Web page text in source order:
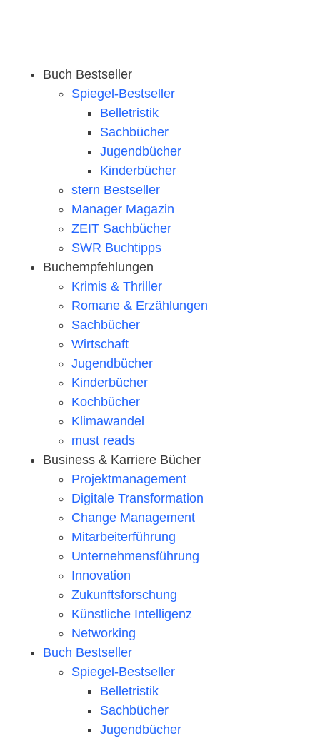
Buch Bestseller
Spiegel-Bestseller
Belletristik
Sachbücher
Jugendbücher
Kinderbücher
stern Bestseller
Manager Magazin
ZEIT Sachbücher
SWR Buchtipps
Buchempfehlungen
Krimis & Thriller
Romane & Erzählungen
Sachbücher
Wirtschaft
Jugendbücher
Kinderbücher
Kochbücher
Klimawandel
must reads
Business & Karriere Bücher
Projektmanagement
Digitale Transformation
Change Management
Mitarbeiterführung
Unternehmensführung
Innovation
Zukunftsforschung
Künstliche Intelligenz
Networking
Buch Bestseller
Spiegel-Bestseller
Belletristik
Sachbücher
Jugendbücher